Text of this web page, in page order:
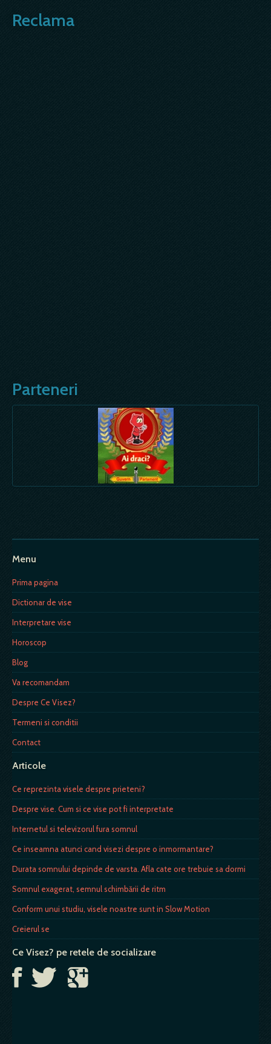
Reclama
Parteneri
Menu
Prima pagina
Dictionar de vise
Interpretare vise
Horoscop
Blog
Va recomandam
Despre Ce Visez?
Termeni si conditii
Contact
Articole
Ce reprezinta visele despre prieteni?
Despre vise. Cum si ce vise pot fi interpretate
Internetul si televizorul fura somnul
Ce inseamna atunci cand visezi despre o inmormantare?
Durata somnului depinde de varsta. Afla cate ore trebuie sa dormi
Somnul exagerat, semnul schimbării de ritm
Conform unui studiu, visele noastre sunt in Slow Motion
Creierul se
Ce Visez? pe retele de socializare